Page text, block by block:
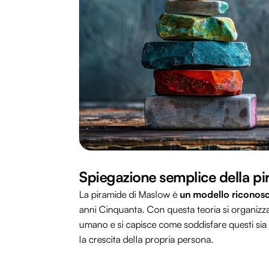
Spiegazione semplice della
La piramide di Maslow è un modello
anni Cinquanta. Con questa teoria si
umano e si capisce come soddisfare questi
la crescita della propria persona.